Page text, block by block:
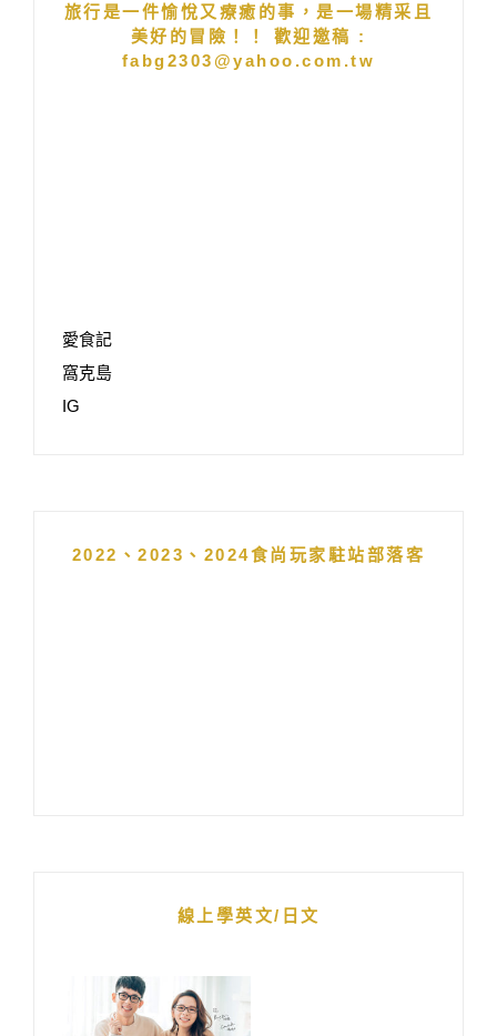
旅行是一件愉悅又療癒的事，是一場精采且
美好的冒險！！ 歡迎邀稿 :
fabg2303@yahoo.com.tw
愛食記
窩克島
IG
2022、2023、2024食尚玩家駐站部落客
線上學英文/日文